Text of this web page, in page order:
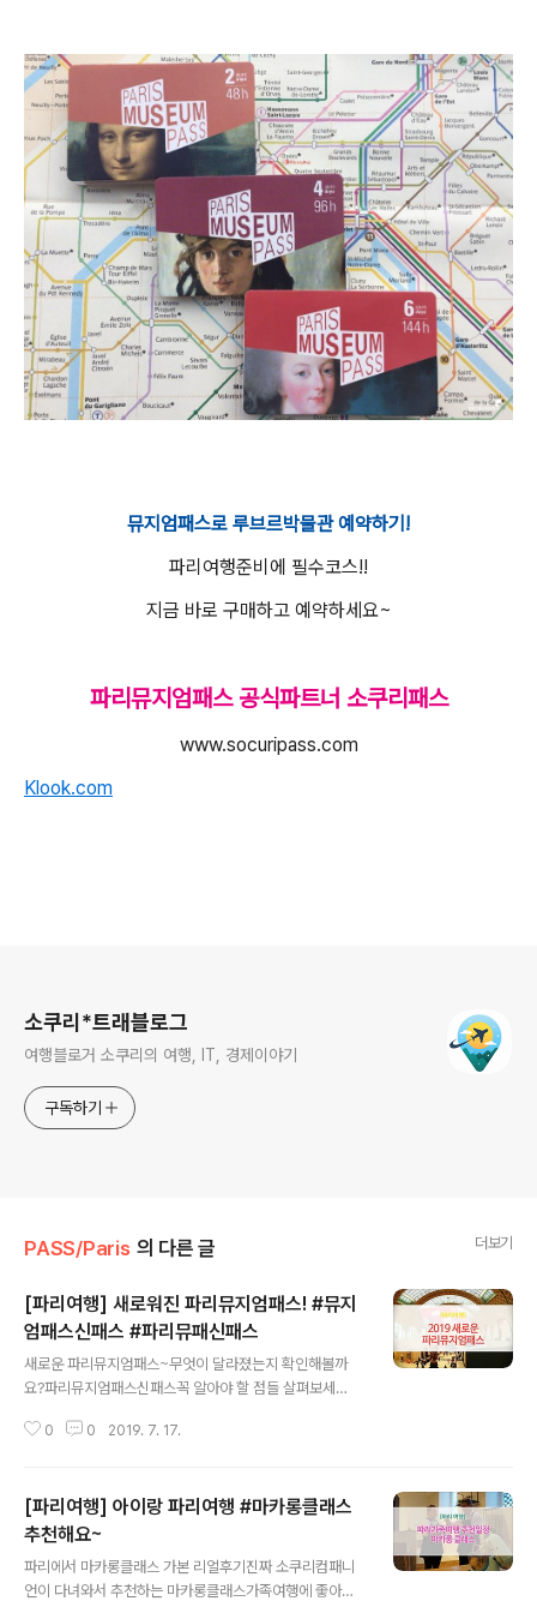
뮤지엄패스로 루브르박물관 예약하기!
파리여행준비에 필수코스!!
지금 바로 구매하고 예약하세요~
파리뮤지엄패스 공식파트너 소쿠리패스
www.socuripass.com
Klook.com
소쿠리*트래블로그
여행블로거 소쿠리의 여행, IT, 경제이야기
구독하기
PASS/Paris 의 다른 글 더보기
[파리여행] 새로워진 파리뮤지엄패스! #뮤지
엄패스신패스 #파리뮤패신패스
새로운 파리뮤지엄패스~무엇이 달라졌는지 확인해볼까
요?파리뮤지엄패스신패스꼭 알아야 할 점들 살펴보세
스 2019파리뮤지엄패스 코리아에서 확인해 보았습니
요!! 파리뮤지엄패스는?!파리여행할 때 필수품으로 루브
르박물관, 오르세미술관, 개선문 등 파리 주요관광명소를
입장할 수 있는 만능패스입니다. 2019년도 새로운 파리
뮤지엄패스는? 더 이상 유효기간이 없습니다.새로운 파리
뮤지엄패스는 유효기간이 지정되어 있지 않습니다. 무기명
0 0 2019. 7. 17.
[파리여행] 아이랑 파리여행 #마카롱클래스
추천해요~
파리에서 마카롱클래스 가본 리얼후기진짜 소쿠리컴패니
언이 다녀와서 추천하는 마카롱클래스가족여행에 좋아